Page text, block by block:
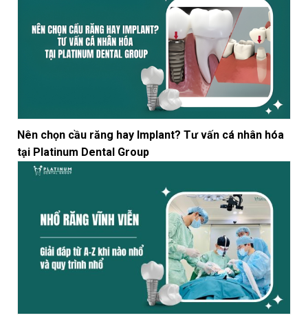
Nên chọn cầu răng hay Implant? Tư vấn cá nhân hóa
tại Platinum Dental Group